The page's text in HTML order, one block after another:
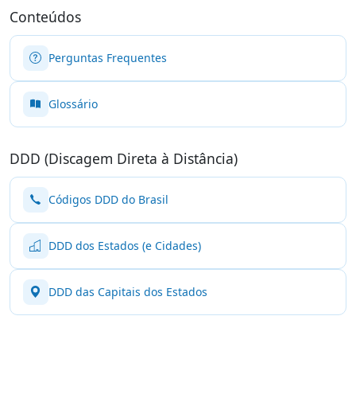
Conteúdos
Perguntas Frequentes
Glossário
DDD (Discagem Direta à Distância)
Códigos DDD do Brasil
DDD dos Estados (e Cidades)
DDD das Capitais dos Estados